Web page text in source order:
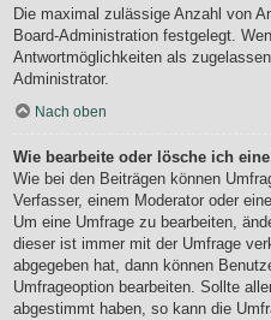
Die maximal zulässige Anzahl von
Board-Administration festgelegt.
Antwortmöglichkeiten als
Administrator.
Nach oben
Wie bearbeite oder lösche ich
Wie bei den Beiträgen können
Verfasser, einem Moderator oder
Um eine Umfrage zu bearbeiten,
dieser ist immer mit der Umfrage
abgegeben hat, dann können
Umfrageoption bearbeiten. Sollte
abgestimmt haben, so kann die